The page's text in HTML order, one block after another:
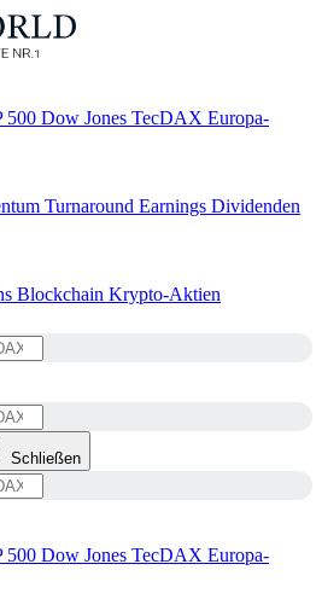
500 Dow Jones TecDAX Europa-
Turnaround Earnings Dividenden
Blockchain Krypto-Aktien
Schließen
500 Dow Jones TecDAX Europa-